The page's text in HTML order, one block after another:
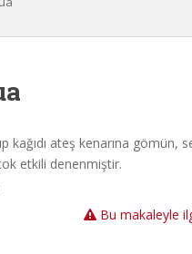
ateş kenarına gömün,
etkili denenmiştir.
Bu makaleyle